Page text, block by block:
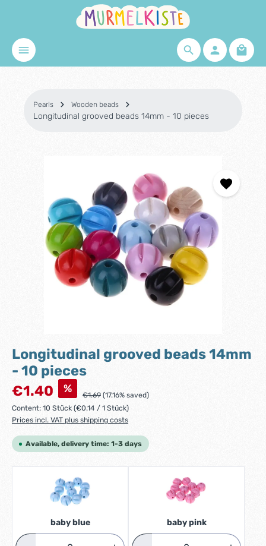
Skip to main content
Pearls Wooden beads
Longitudinal grooved beads 14mm - 10 pieces
Longitudinal grooved beads 14mm
- 10 pieces
Sale price:
€1.40 % Regular price:
€1.69 (17.16% saved)
Content: 10 Stück (€0.14 / 1 Stück)
Prices incl. VAT plus shipping costs
Available, delivery time: 1-3 days
baby blue baby pink